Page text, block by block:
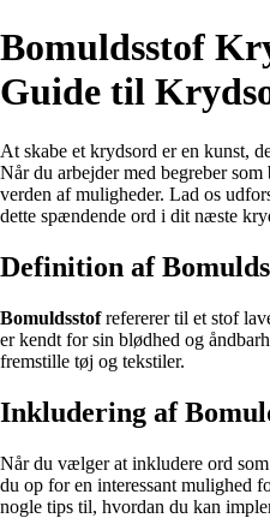
Bomuldsstof
Guide til
At skabe et krydsord er en kunst,
Når du arbejder med begreber
verden af muligheder. Lad os
dette spændende ord i dit næste
Definition af
Bomuldsstofrefererer til et stof
er kendt for sin blødhed og
fremstille tøj og tekstiler.
Inkludering af
Når du vælger at inkludere ord
du op for en interessant mulighed
nogle tips til, hvordan du kan